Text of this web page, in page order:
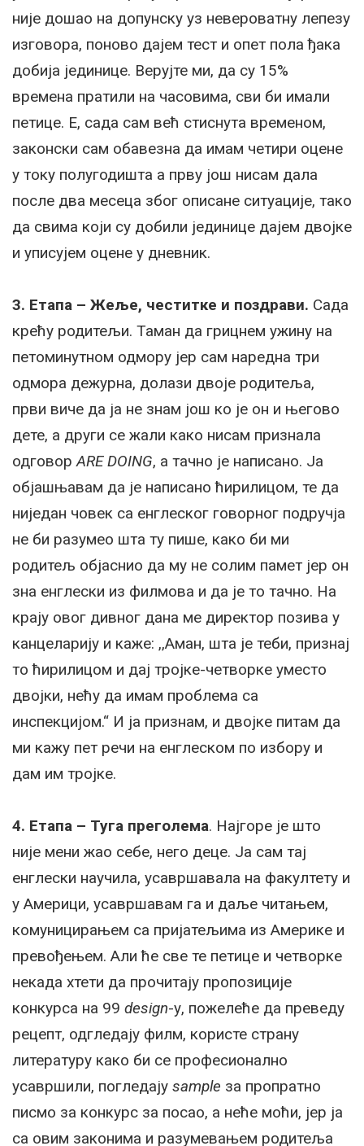
није дошао на допунску уз невероватну лепезу
изговора, поново дајем тест и опет пола ђака
добија јединице. Верујте ми, да су 15%
времена пратили на часовима, сви би имали
петице. Е, сада сам већ стиснута временом,
законски сам обавезна да имам четири оцене
у току полугодишта а прву још нисам дала
после два месеца због описане ситуације, тако
да свима који су добили јединице дајем двојке
и уписујем оцене у дневник.
3. Етапа – Жеље, честитке и поздрави. Сада
крећу родитељи. Таман да грицнем ужину на
петоминутном одмору јер сам наредна три
одмора дежурна, долази двоје родитеља,
први виче да ја не знам још ко је он и његово
дете, а други се жали како нисам признала
одговорARE DOING, а тачно је написано. Ја
објашњавам да је написано ћирилицом, те да
ниједан човек са енглеског говорног подручја
не би разумео шта ту пише, како би ми
родитељ објаснио да му не солим памет јер он
зна енглески из филмова и да је то тачно. На
крају овог дивног дана ме директор позива у
канцеларију и каже: ,,Аман, шта је теби, признај
то ћирилицом и дај тројке-четворке уместо
двојки, нећу да имам проблема са
инспекцијом.“ И ја признам, и двојке питам да
ми кажу пет речи на енглеском по избору и
дам им тројке.
4. Етапа – Туга преголема. Најгоре је што
није мени жао себе, него деце. Ја сам тај
енглески научила, усавршавала на факултету и
у Америци, усавршавам га и даље читањем,
комуницирањем са пријатељима из Америке и
превођењем. Али ће све те петице и четворке
некада хтети да прочитају пропозиције
конкурса на 99 design-у, пожелеће да преведу
рецепт, одгледају филм, користе страну
литературу како би се професионално
усавршили, погледају sample за пропратно
писмо за конкурс за посао, а неће моћи, јер ја
са овим законима и разумевањем родитеља